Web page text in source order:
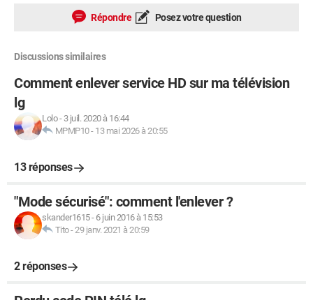
Répondre Posez votre question
Discussions similaires
Comment enlever service HD sur ma télévision
lg
Lolo- 3 juil. 2020 à 16:44
MPMP10- 13 mai 2026 à 20:55
13 réponses
"Mode sécurisé": comment l'enlever ?
skander1615- 6 juin 2016 à 15:53
Tito-29 janv. 2021 à 20:59
2 réponses